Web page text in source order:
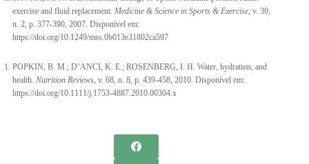
exercise and fluid replacement. Medicine & Science in Sports & Exercise, v. 39,
n. 2, p. 377-390, 2007. Disponível em:
https://doi.org/10.1249/mss.0b013e31802ca597
POPKIN, B. M.; D’ANCI, K. E.; ROSENBERG, I. H. Water, hydration, and
health. Nutrition Reviews, v. 68, n. 8, p. 439-458, 2010. Disponível em:
https://doi.org/10.1111/j.1753-4887.2010.00304.x